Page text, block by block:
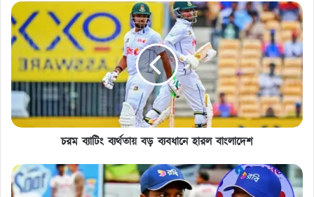
চরম
ব্যাটিং
ব্যর্থতায়
বড়
ব্যবধানে
হারল
বাংলাদেশ
চরম ব্যাটিং ব্যর্থতায় বড় ব্যবধানে হারল বাংলাদেশ
সাকিবকে
খেলা